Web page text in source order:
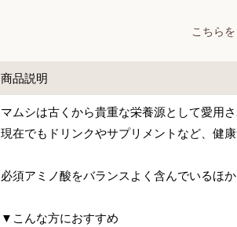
こちら
商品説明
マムシは古くから貴重な栄養源として愛用さ
現在でもドリンクやサプリメントなど、健
必須アミノ酸をバランスよく含んでいるほ
▼こんな方におすすめ